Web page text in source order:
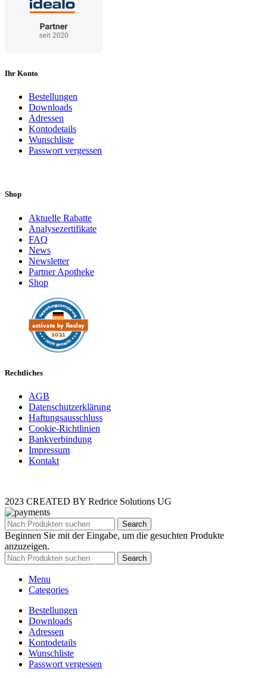
Ihr Konto
Bestellungen
Downloads
Adressen
Kontodetails
Wunschliste
Passwort vergessen
Shop
Aktuelle Rabatte
Analysezertifikate
FAQ
News
Newsletter
Partner Apotheke
Shop
Rechtliches
AGB
Datenschutzerklärung
Haftungsausschluss
Cookie-Richtlinien
Bankverbindung
Impressum
Kontakt
2023 CREATED BY Redrice Solutions UG
Search
Beginnen Sie mit der Eingabe, um die gesuchten Produkte
anzuzeigen.
Search
Menu
Categories
Bestellungen
Downloads
Adressen
Kontodetails
Wunschliste
Passwort vergessen